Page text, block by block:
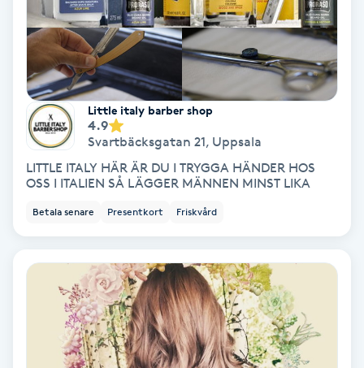
MicroPen
Microshading
Mixfransar
Nagelförlängning
Nagelförlängning akryl
Nagelförlängning gelé
Nagelförlängning glasfiber
Little italy barber shop
4.9
Svartbäcksgatan 21, Uppsala
LITTLE ITALY HÄR ÄR DU I TRYGGA HÄNDER HOS
OSS I ITALIEN SÅ LÄGGER MÄNNEN MINST LIKA
Betala senare Presentkort Friskvård